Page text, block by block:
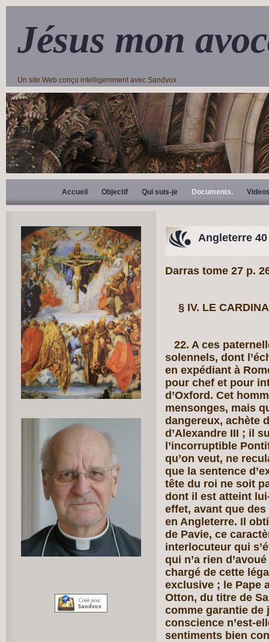
Jésus mon
Un site Web conçu intelligemment avec Sandvox
Accueil Objectif Qui suis-je Documents.
Angleterre 40
Darras tome 27 p.
§ IV. LE
22. A ces
solennels, dont
en expédiant à
pour chef et pour
d’Oxford. Cet
mensonges, mais
dangereux, achète
d’Alexandre III ; il
l’incorruptible
qu’on veut, ne
que la sentence
tête du roi ne soit
dont il est atteint
effet, avant que
en Angleterre. Il
de Pavie, ce
interlocuteur qui
qui n’a rien
chargé de cette
exclusive ; le Pape
Otton, du titre de
comme garantie de
conscience n’est-
sentiments bien